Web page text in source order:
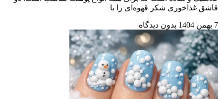
قاشق غذاخوری شکر قهوه‌ای را با
7 بهمن 1404 بدون دیدگاه